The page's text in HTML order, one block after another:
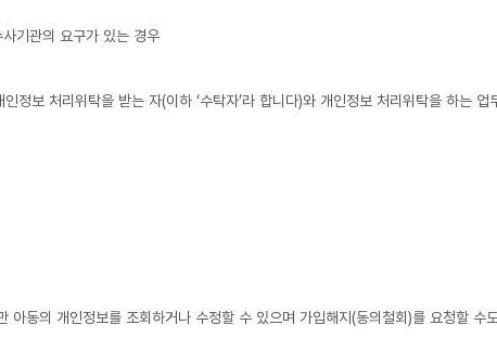
기관의 요구가 있는 경우
정보 처리위탁을 받는 자(이하 ‘수탁자’라 합니다)와 개인정보 처리위탁을 하는
동의 개인정보를 조회하거나 수정할 수 있으며 가입해지(동의철회)를 요청할 수